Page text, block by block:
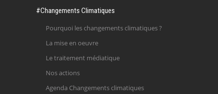
#Changements Climatiques
Pourquoi les changements climatiques ?
La mise en oeuvre
Le traitement médiatique
Nos actions
Agenda Changements climatiques